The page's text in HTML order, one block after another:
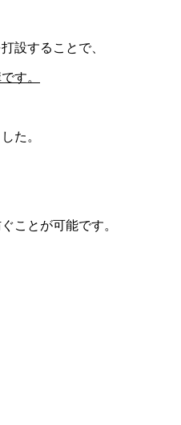
設することで、
す。
た。
ことが可能です。